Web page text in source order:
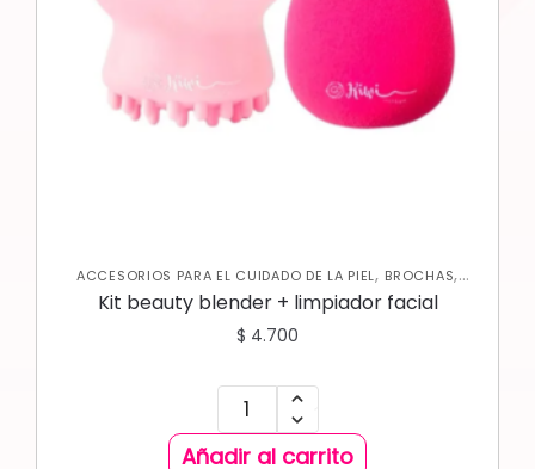
ACCESORIOS PARA EL CUIDADO DE LA PIEL, BROCHAS,
JABONES Y EXFOLIANTES ,SKIN CARE FACIAL
Kit beauty blender + limpiador facial
$ 4.700
Añadir al carrito